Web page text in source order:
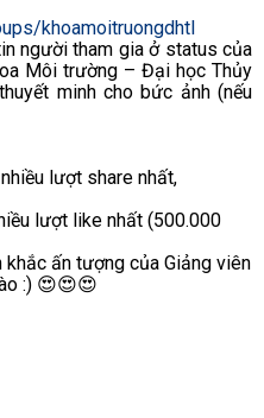
khoamoitruongdhtl
người tham gia ở status của
Môi trường – Đại học Thủy
minh cho bức ảnh (nếu
lượt share nhất,
lượt like nhất (500.000
khắc ấn tượng của Giảng viên
:) 😍😍😍